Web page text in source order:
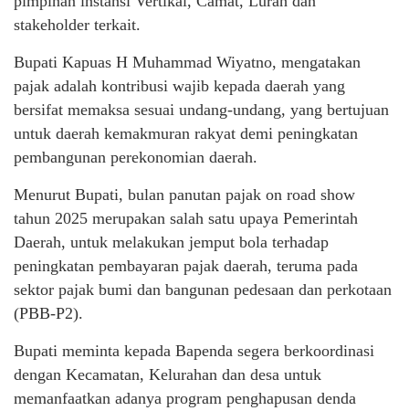
stakeholder terkait.
Bupati Kapuas H Muhammad Wiyatno, mengatakan
pajak adalah kontribusi wajib kepada daerah yang
bersifat memaksa sesuai undang-undang, yang bertujuan
untuk daerah kemakmuran rakyat demi peningkatan
pembangunan perekonomian daerah.
Menurut Bupati, bulan panutan pajak on road show
tahun 2025 merupakan salah satu upaya Pemerintah
Daerah, untuk melakukan jemput bola terhadap
peningkatan pembayaran pajak daerah, teruma pada
sektor pajak bumi dan bangunan pedesaan dan perkotaan
(PBB-P2).
Bupati meminta kepada Bapenda segera berkoordinasi
dengan Kecamatan, Kelurahan dan desa untuk
memanfaatkan adanya program penghapusan denda